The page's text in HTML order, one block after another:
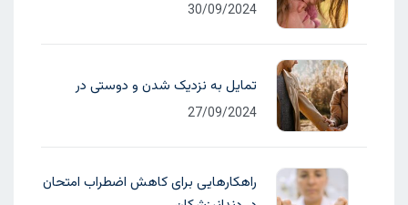
30/09/2024
تمایل به نزدیک شدن و دوستی در
27/09/2024
راهکارهایی برای کاهش اضطراب امتحان